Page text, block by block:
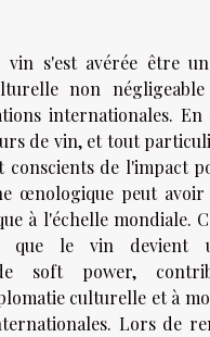
s'est avérée être
non
internationales. En
de vin, et tout
conscients de l'impact
œnologique peut
à l'échelle mondiale.
que le vin devient
soft power,
culturelle et à
Lors de